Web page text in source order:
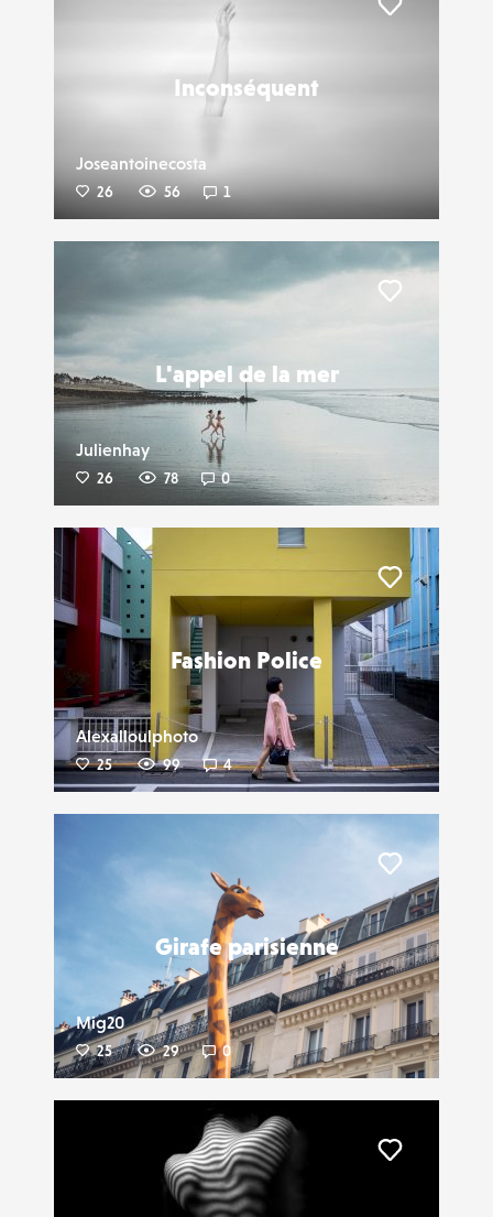
Inconséquent
Joseantoinecosta
26 56 1
L'appel de la mer
Julienhay
26 78 0
Fashion Police
Alexalloulphoto
25 99 4
Liker
Girafe parisienne
Mig20
25 29 0
Liker